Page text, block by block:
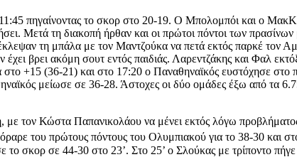
πηγαίνοντας το σκορ στο 20-19. Ο Μπολομπόι και ο
Μετά τη διακοπή ήρθαν και οι πρώτοι πόντοι των
τη μπάλα με τον Μαντζούκα να πετά εκτός παρκέ τον
βρει ακόμη σουτ εντός παιδιάς. Λαρεντζάκης και Φαλ
+15 (36-21) και στο 17:20 ο Παναθηναϊκός ευστόχησε στο
μείωσε σε 36-28. Άστοχες οι δύο ομάδες έξω από τα
τον Κώστα Παπανικολάου να μένει εκτός λόγω
του πρώτους πόντους του Ολυμπιακού για το 38-30 και
σκορ σε 44-30 στο 23’. Στο 25’ ο Σλούκας με τρίποντο